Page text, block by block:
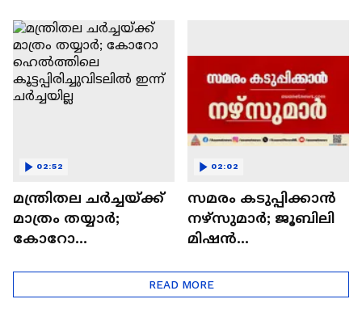
ജനങ്ങളുടെ ദുരിതം
മന്ത്രിതല ചര്‍ച്ചയ്ക്ക്
മാത്രം തയ്യാര്‍;
കോറോ
കൂട്ടപ്പിരിച്ചുവിടലില്‍
ഇന്ന് ചര്‍ച്ചയില്ല
02:52
സമരം കടുപ്പിക്കാൻ
നഴ്‌സുമാർ; ജൂബിലി
മിഷൻ
നഴ്‌സുമാരുടെ മാർച്ച്
02:02
READ MORE